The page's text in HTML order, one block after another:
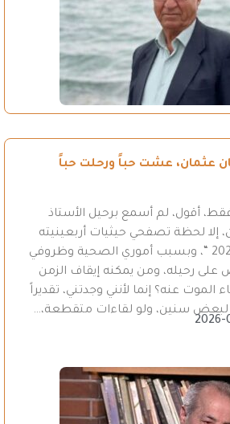
عثمان، عشت حباً ورحلت حباً
أقول، لم أسمع برحيل الأستاذ
إلا لحظة تصفحي حيثيات أربعينيته
في قامشلو ” 31-7/ 2026 “، وبسبب أموري الصحية وظروفي
على رحيله، ومن يمكنه إيقاف الزمن
عنه؟ إنما لأنني وجدتني، تقديراً
سنين، ولو لقاءات متقطعة،…
2026-